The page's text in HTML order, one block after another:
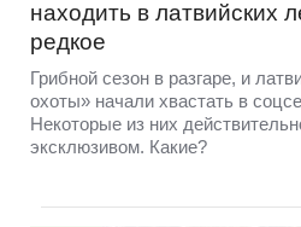
находить в латвийских
редкое
Грибной сезон в разгаре, и
охоты» начали хвастать в
Некоторые из них
эксклюзивом. Какие?